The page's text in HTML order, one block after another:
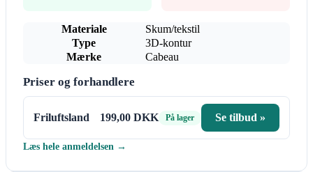
Materiale
Skum/tekstil
Type
3D-kontur
Mærke
Cabeau
Priser og forhandlere
Friluftsland 199,00 DKK På lager Se tilbud »
Læs hele anmeldelsen →